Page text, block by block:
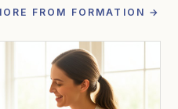
FROM FORMATION →